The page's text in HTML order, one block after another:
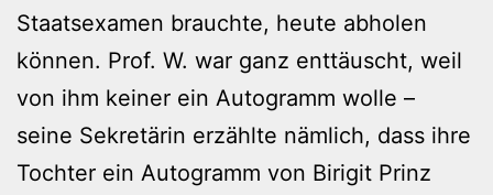
Staatsexamen brauchte, heute abholen
können. Prof. W. war ganz enttäuscht, weil
von ihm keiner ein Autogramm wolle –
seine Sekretärin erzählte nämlich, dass ihre
Tochter ein Autogramm von Birigit Prinz